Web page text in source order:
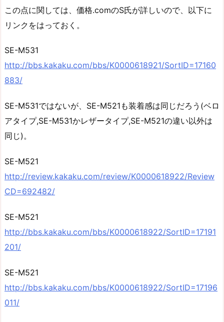
この点に関しては、価格.comのS氏が詳しいので、以下に
リンクをはっておく。
SE-M531
http://bbs.kakaku.com/bbs/K0000618921/SortID=17160
883/
SE-M531ではないが、SE-M521も装着感は同じだろう(ベロ
アタイプ,SE-M531かレザータイプ,SE-M521の違い以外は
同じ)。
SE-M521
http://review.kakaku.com/review/K0000618922/Review
CD=692482/
SE-M521
http://bbs.kakaku.com/bbs/K0000618922/SortID=17191
201/
SE-M521
http://bbs.kakaku.com/bbs/K0000618922/SortID=17196
011/